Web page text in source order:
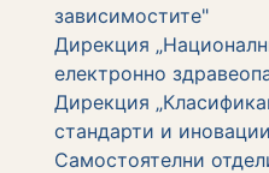
зависимостите"
Дирекция
електронно
Дирекция
стандарти и
Самостоятелни